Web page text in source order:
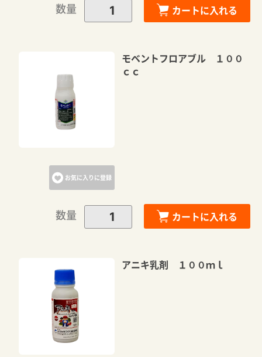
数量 カートに入れる
お気に入りに登録
モベントフロアブル １００
ｃｃ
数量 カートに入れる
アニキ乳剤 １００ｍｌ
お買い物を続ける
カートへ進む